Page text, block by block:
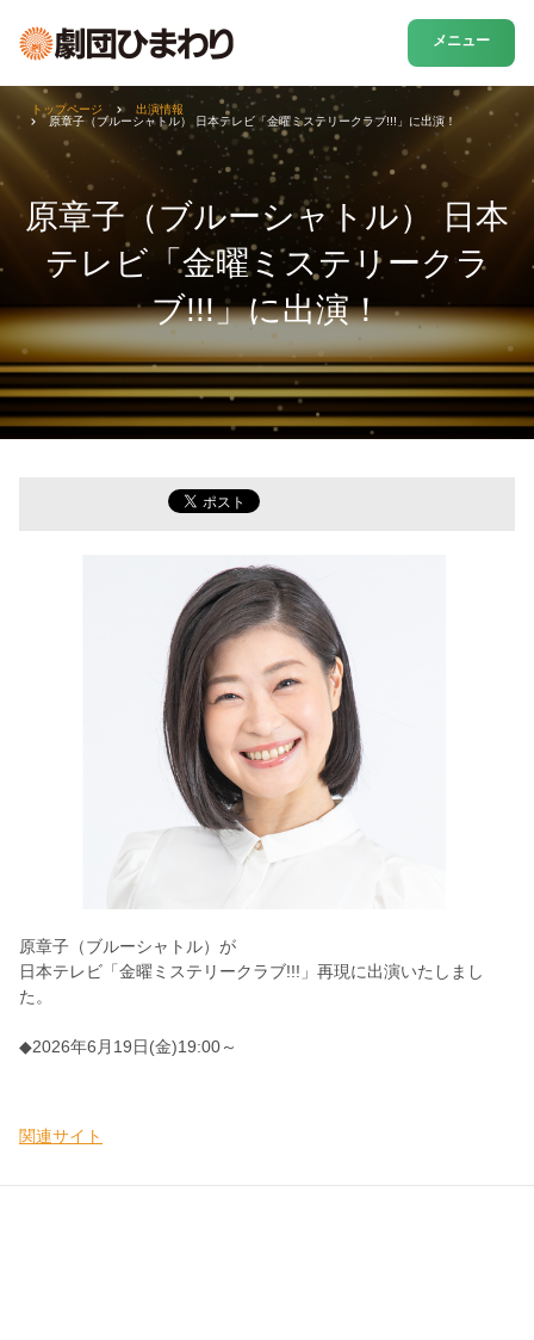
メニュー
原章子（ブルーシャトル） 日本
テレビ「金曜ミステリークラ
ブ!!!」に出演！
トップページ
出演情報
原章子（ブルーシャトル） 日本テレビ「金曜ミステリークラブ!!!」に出演！
原章子（ブルーシャトル）が
日本テレビ「金曜ミステリークラブ!!!」再現に出演いたしまし
た。
◆2026年6月19日(金)19:00～
関連サイト